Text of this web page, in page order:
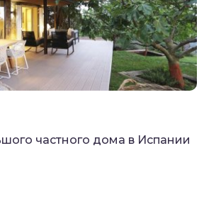
частного дома в Испании